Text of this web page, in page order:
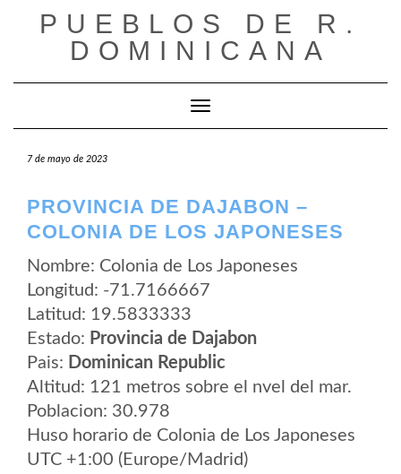
PUEBLOS DE R.
DOMINICANA
Cambiar modo de navegación
7 de mayo de 2023
PROVINCIA DE DAJABON –
COLONIA DE LOS JAPONESES
Nombre: Colonia de Los Japoneses
Longitud: -71.7166667
Latitud: 19.5833333
Estado: Provincia de Dajabon
Pais: Dominican Republic
Altitud: 121 metros sobre el nvel del mar.
Poblacion: 30.978
Huso horario de Colonia de Los Japoneses
UTC +1:00 (Europe/Madrid)